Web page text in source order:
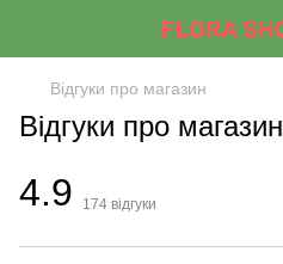
Відгуки про магазин
Відгуки про магазин
4.9 174 відгуки